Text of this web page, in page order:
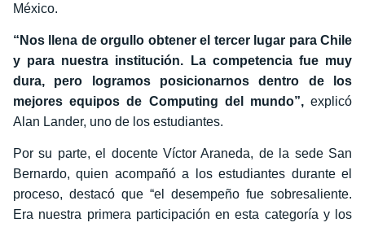
México.
“Nos llena de orgullo obtener el tercer lugar para Chile
y para nuestra institución. La competencia fue muy
dura, pero logramos posicionarnos dentro de los
mejores equipos de Computing del mundo”,explicó
Alan Lander, uno de los estudiantes.
Por su parte, el docente Víctor Araneda, de la sede San
Bernardo, quien acompañó a los estudiantes durante el
proceso, destacó que “el desempeño fue sobresaliente.
Era nuestra primera participación en esta categoría y los